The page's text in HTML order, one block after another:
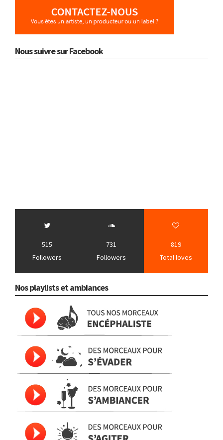
Nous suivre sur Facebook
515
Followers
731
Followers
819
Total loves
Nos playlists et ambiances